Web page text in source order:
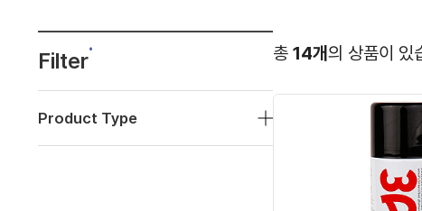
Filter
Product Type
총 14개의 상품이 있